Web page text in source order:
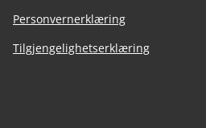
Personvernerklæring
Tilgjengelighetserklæring